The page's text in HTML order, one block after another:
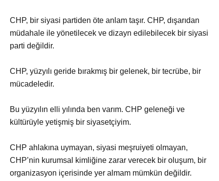
CHP, bir siyasi partiden öte anlam taşır. CHP, dışarıdan
müdahale ile yönetilecek ve dizayn edilebilecek bir siyasi
parti değildir.
CHP, yüzyılı geride bırakmış bir gelenek, bir tecrübe, bir
mücadeledir.
Bu yüzyılın elli yılında ben varım. CHP geleneği ve
kültürüyle yetişmiş bir siyasetçiyim.
CHP ahlakına uymayan, siyasi meşruiyeti olmayan,
CHP’nin kurumsal kimliğine zarar verecek bir oluşum, bir
organizasyon içerisinde yer almam mümkün değildir.